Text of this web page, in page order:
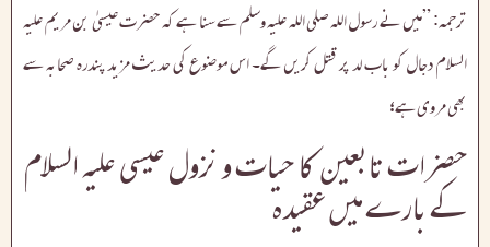
ترجمہ: ”میں نے رسول اللہ صلی اللہ علیہ وسلم سے سنا ہے کہ حضرت عیسیٰ بن مریم علیہ
السلام دجال کو باب لد پر قتل کریں گے۔ اس موضوع کی حدیث مزید پندرہ صحابہ سے
بھی مروی ہے؛
حضرات تابعین کا حیات و نزول عیسی علیہ السلام
کے بارے میں عقیدہ